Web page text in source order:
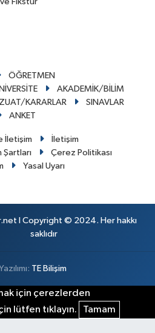
ÖĞRETMEN
AKADEMİK/BİLİM
KARARLAR
SINAVLAR
ANKET
İletişim
İletişim
Şartları
Çerez Politikası
Yasal Uyarı
I Copyright © 2024. Her hakkı
saklıdır
TE Bilişim
için çerezlerden
lütfen tıklayın.
Tamam